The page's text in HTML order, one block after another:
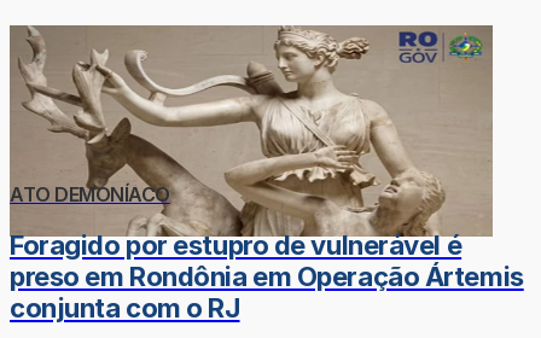
ATO DEMONÍACO
Foragido por estupro de vulnerável é
preso em Rondônia em Operação Ártemis
conjunta com o RJ